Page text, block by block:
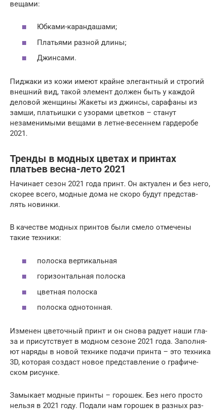
вещами:
Юбками-карандашами;
Платьями разной длины;
Джинсами.
Пиджаки из кожи имеют крайне элегантный и строгий
внешний вид, такой элемент должен быть у каждой
деловой женщины Жакеты из джинсы, сарафаны из
замши, платьишки с узорами цветков – станут
незаменимыми вещами в летне-весеннем гардеробе
2021.
Тренды в модных цветах и принтах
платьев весна-лето 2021
Начи­на­ет сезон 2021 года принт. Он актуа­лен и без него,
ско­рее все­го, мод­ные дома не ско­ро будут пред­став­
лять новинки.
В каче­стве мод­ных прин­тов были сме­ло отме­че­ны
такие техники:
полос­ка вертикальная
гори­зон­таль­ная полоска
цвет­ная полоска
полос­ка однотонная.
Изме­нен цве­точ­ный принт и он сно­ва раду­ет наши гла­
за и при­сут­ству­ет в мод­ном сезоне 2021 года. Запол­ня­
ют наря­ды в новой тех­ни­ке пода­чи прин­та – это тех­ни­ка
3D, кото­рая создаст новое пред­став­ле­ние о гра­фи­че­
ском рисунке.
Замы­ка­ет мод­ные прин­ты – горо­шек. Без него про­сто
нель­зя в 2021 году. Пода­ли нам горо­шек в раз­ных раз­